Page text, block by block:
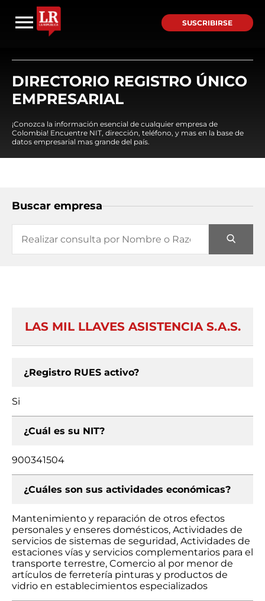
SUSCRIBIRSE
DIRECTORIO REGISTRO ÚNICO
EMPRESARIAL
¡Conozca la información esencial de cualquier empresa de
Colombia! Encuentre NIT, dirección, teléfono, y mas en la base de
datos empresarial mas grande del país.
Buscar empresa
LAS MIL LLAVES ASISTENCIA S.A.S.
¿Registro RUES activo?
Si
¿Cuál es su NIT?
900341504
¿Cuáles son sus actividades económicas?
Mantenimiento y reparación de otros efectos
personales y enseres domésticos, Actividades de
servicios de sistemas de seguridad, Actividades de
estaciones vías y servicios complementarios para el
transporte terrestre, Comercio al por menor de
artículos de ferretería pinturas y productos de
vidrio en establecimientos especializados